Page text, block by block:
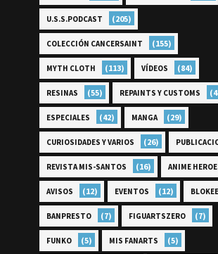
U.S.S.PODCAST (205)
COLECCIÓN CANCERSAINT (155)
MYTH CLOTH (113) VÍDEOS (84)
RESINAS (55) REPAINTS Y CUSTOMS
ESPECIALES (42) MANGA (29)
CURIOSIDADES Y VARIOS (26)
REVISTA MIS-SANTOS (16) ANIME
AVISOS (12) EVENTOS (12)
BANPRESTO (7) FIGUARTSZERO (7)
FUNKO (5) MIS FANARTS (5)